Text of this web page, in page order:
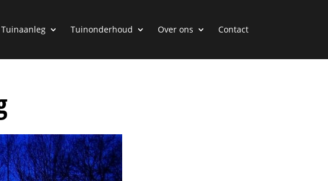
Tuinaanleg Tuinonderhoud Over ons Contact